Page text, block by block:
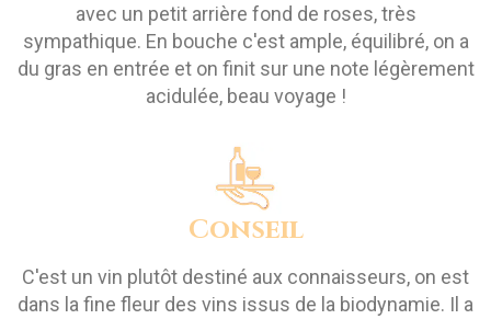
avec un petit arrière fond de roses, très
sympathique. En bouche c'est ample, équilibré, on a
du gras en entrée et on finit sur une note légèrement
acidulée, beau voyage !
Conseil
C'est un vin plutôt destiné aux connaisseurs, on est
dans la fine fleur des vins issus de la biodynamie. Il a